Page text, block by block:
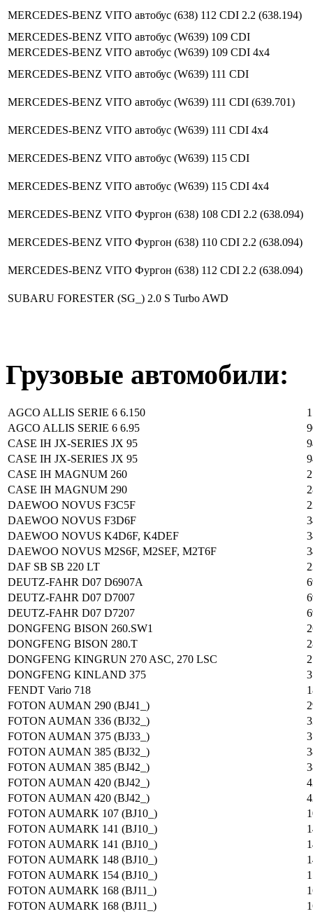
MERCEDES-BENZ VITO автобус (638) 112 CDI 2.2 (638.194)
MERCEDES-BENZ VITO автобус (W639) 109 CDI
MERCEDES-BENZ VITO автобус (W639) 109 CDI 4x4
MERCEDES-BENZ VITO автобус (W639) 111 CDI
MERCEDES-BENZ VITO автобус (W639) 111 CDI (639.701)
MERCEDES-BENZ VITO автобус (W639) 111 CDI 4x4
MERCEDES-BENZ VITO автобус (W639) 115 CDI
MERCEDES-BENZ VITO автобус (W639) 115 CDI 4x4
MERCEDES-BENZ VITO Фургон (638) 108 CDI 2.2 (638.094)
MERCEDES-BENZ VITO Фургон (638) 110 CDI 2.2 (638.094)
MERCEDES-BENZ VITO Фургон (638) 112 CDI 2.2 (638.094)
SUBARU FORESTER (SG_) 2.0 S Turbo AWD
Грузовые автомобили:
AGCO ALLIS SERIE 6 6.150
AGCO ALLIS SERIE 6 6.95
CASE IH JX-SERIES JX 95
CASE IH JX-SERIES JX 95
CASE IH MAGNUM 260
CASE IH MAGNUM 290
DAEWOO NOVUS F3C5F
DAEWOO NOVUS F3D6F
DAEWOO NOVUS K4D6F, K4DEF
DAEWOO NOVUS M2S6F, M2SEF, M2T6F
DAF SB SB 220 LT
DEUTZ-FAHR D07 D6907A
DEUTZ-FAHR D07 D7007
DEUTZ-FAHR D07 D7207
DONGFENG BISON 260.SW1
DONGFENG BISON 280.T
DONGFENG KINGRUN 270 ASC, 270 LSC
DONGFENG KINLAND 375
FENDT Vario 718
FOTON AUMAN 290 (BJ41_)
FOTON AUMAN 336 (BJ32_)
FOTON AUMAN 375 (BJ33_)
FOTON AUMAN 385 (BJ32_)
FOTON AUMAN 385 (BJ42_)
FOTON AUMAN 420 (BJ42_)
FOTON AUMAN 420 (BJ42_)
FOTON AUMARK 107 (BJ10_)
FOTON AUMARK 141 (BJ10_)
FOTON AUMARK 141 (BJ10_)
FOTON AUMARK 148 (BJ10_)
FOTON AUMARK 154 (BJ10_)
FOTON AUMARK 168 (BJ11_)
FOTON AUMARK 168 (BJ11_)